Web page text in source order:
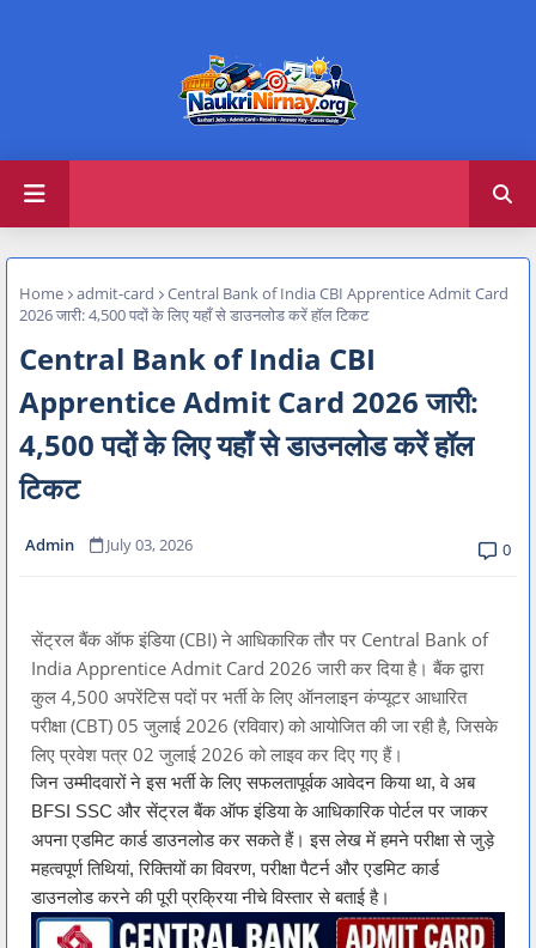
Home admit-card
Central Bank of India CBI Apprentice Admit Card
2026 जारी: 4,500 पदों के लिए यहाँ से डाउनलोड करें हॉल टिकट
Central Bank of India CBI
Apprentice Admit Card 2026 जारी:
4,500 पदों के लिए यहाँ से डाउनलोड करें हॉल
टिकट
Admin July 03, 2026 0
सेंट्रल बैंक ऑफ इंडिया (CBI) ने आधिकारिक तौर पर Central Bank of
India Apprentice Admit Card 2026 जारी कर दिया है। बैंक द्वारा
कुल 4,500 अपरेंटिस पदों पर भर्ती के लिए ऑनलाइन कंप्यूटर आधारित
परीक्षा (CBT) 05 जुलाई 2026 (रविवार) को आयोजित की जा रही है, जिसके
लिए प्रवेश पत्र 02 जुलाई 2026 को लाइव कर दिए गए हैं।
जिन उम्मीदवारों ने इस भर्ती के लिए सफलतापूर्वक आवेदन किया था, वे अब
BFSI SSC और सेंट्रल बैंक ऑफ इंडिया के आधिकारिक पोर्टल पर जाकर
अपना एडमिट कार्ड डाउनलोड कर सकते हैं। इस लेख में हमने परीक्षा से जुड़े
महत्वपूर्ण तिथियां, रिक्तियों का विवरण, परीक्षा पैटर्न और एडमिट कार्ड
डाउनलोड करने की पूरी प्रक्रिया नीचे विस्तार से बताई है।